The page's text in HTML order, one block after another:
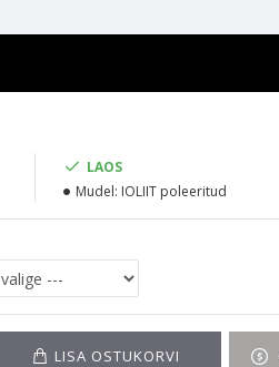
LAOS
Mudel: IOLIIT poleeritud
LISA OSTUKORVI